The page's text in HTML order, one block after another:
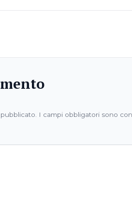
I campi obbligatori sono